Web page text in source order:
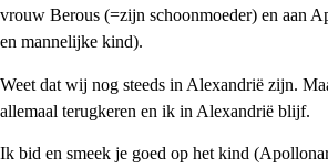
vrouw Berous (=zijn schoonmoeder) en aan
en mannelijke kind).
Weet dat wij nog steeds in Alexandrië zijn.
allemaal terugkeren en ik in Alexandrië blijf.
Ik bid en smeek je goed op het kind